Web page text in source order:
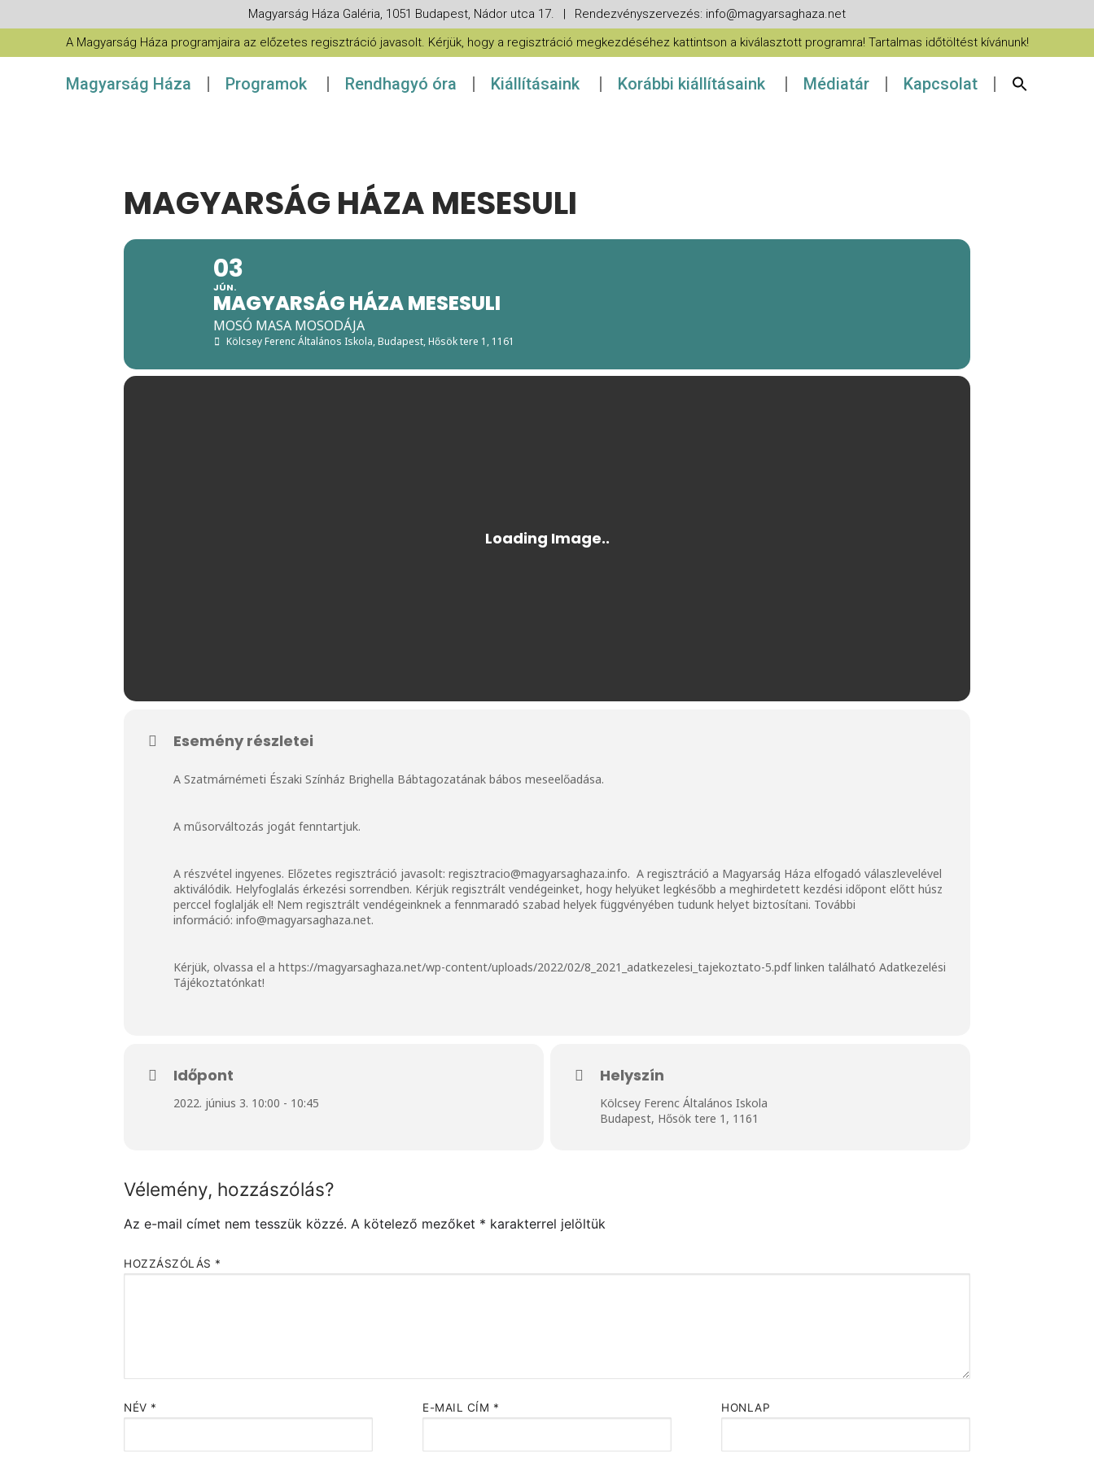
Magyarság Háza Galéria, 1051 Budapest, Nádor utca 17. | Rendezvényszervezés: info@magyarsaghaza.net
A Magyarság Háza programjaira az előzetes regisztráció javasolt. Kérjük, hogy a regisztráció megkezdéséhez kattintson a kiválasztott programra! Tartalmas időtöltést kívánunk!
Magyarság Háza Programok Rendhagyó óra Kiállításaink Korábbi kiállításaink Médiatár Kapcsolat
MAGYARSÁG HÁZA MESESULI
03
JÚN.
MAGYARSÁG HÁZA MESESULI
MOSÓ MASA MOSODÁJA
Kölcsey Ferenc Általános Iskola, Budapest, Hősök tere 1, 1161
Esemény részletei
A Szatmárnémeti Északi Színház Brighella Bábtagozatának bábos meseelőadása.
A műsorváltozás jogát fenntartjuk.
A részvétel ingyenes. Előzetes regisztráció javasolt: regisztracio@magyarsaghaza.info. A regisztráció a Magyarság Háza elfogadó válaszlevelével
aktiválódik. Helyfoglalás érkezési sorrendben. Kérjük regisztrált vendégeinket, hogy helyüket legkésőbb a meghirdetett kezdési időpont előtt húsz
perccel foglalják el! Nem regisztrált vendégeinknek a fennmaradó szabad helyek függvényében tudunk helyet biztosítani. További
információ: info@magyarsaghaza.net.
Kérjük, olvassa el a https://magyarsaghaza.net/wp-content/uploads/2022/02/8_2021_adatkezelesi_tajekoztato-5.pdflinken található Adatkezelési
Tájékoztatónkat!
Időpont
2022. június 3. 10:00 - 10:45
Helyszín
Kölcsey Ferenc Általános Iskola
Budapest, Hősök tere 1, 1161
Vélemény, hozzászólás?
Az e-mail címet nem tesszük közzé. A kötelező mezőket * karakterrel jelöltük
HOZZÁSZÓLÁS *
NÉV * E-MAIL CÍM * HONLAP